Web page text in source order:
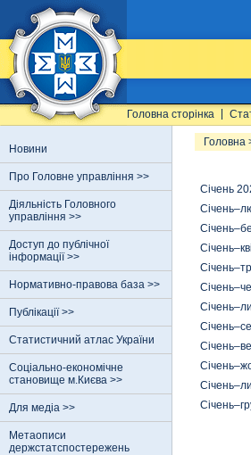
Головна сторінка
Новини
Про Головне управління >>
Діяльність Головного
управління >>
Доступ до публічної
інформації >>
Нормативно-правова база >>
Публікації >>
Статистичний атлас України
Соціально-економічне
становище м.Києва >>
Для медіа >>
Метаописи
держстатспостережень
Головна
Січень